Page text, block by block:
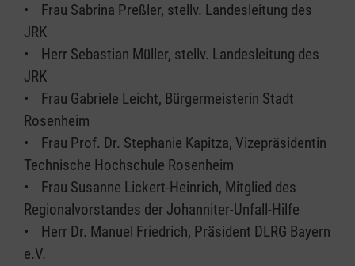
• Frau Sabrina Preßler, stellv. Landesleitung des
JRK
• Herr Sebastian Müller, stellv. Landesleitung des
JRK
• Frau Gabriele Leicht, Bürgermeisterin Stadt
Rosenheim
• Frau Prof. Dr. Stephanie Kapitza, Vizepräsidentin
Technische Hochschule Rosenheim
• Frau Susanne Lickert-Heinrich, Mitglied des
Regionalvorstandes der Johanniter-Unfall-Hilfe
• Herr Dr. Manuel Friedrich, Präsident DLRG Bayern
e.V.